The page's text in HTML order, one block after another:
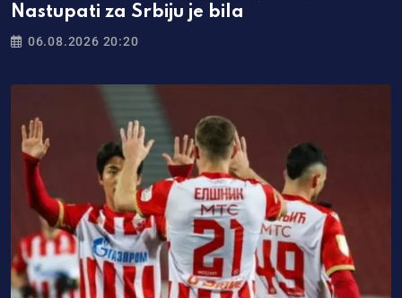
Nastupati za Srbiju je bila
06.08.2026 20:20